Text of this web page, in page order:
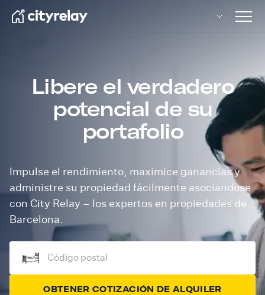
Open
Libere el verdadero
potencial de su
portafolio
Impulse el rendimiento, maximice ganancias y
administre su propiedad fácilmente asociándose
con City Relay – los expertos en propiedades de
Barcelona.
OBTENER COTIZACIÓN DE ALQUILER